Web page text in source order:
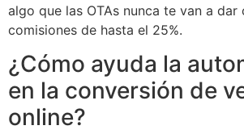
algo que las OTAs nunca te van a dar
comisiones de hasta el 25%.
¿Cómo ayuda la
en la conversión de
online?